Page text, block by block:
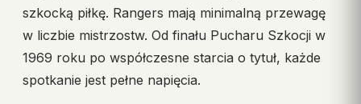
szkocką piłkę. Rangers mają minimalną przewagę
w liczbie mistrzostw. Od finału Pucharu Szkocji w
1969 roku po współczesne starcia o tytuł, każde
spotkanie jest pełne napięcia.